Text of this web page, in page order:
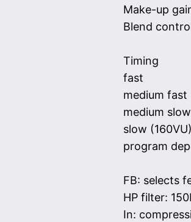
Make-up
Blend
Timing
fast
medium fast
medium slow
slow (160VU)
program
FB: selects
HP filter:
In: